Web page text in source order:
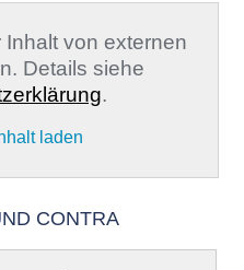
von externen
Details siehe
.
laden
CONTRA